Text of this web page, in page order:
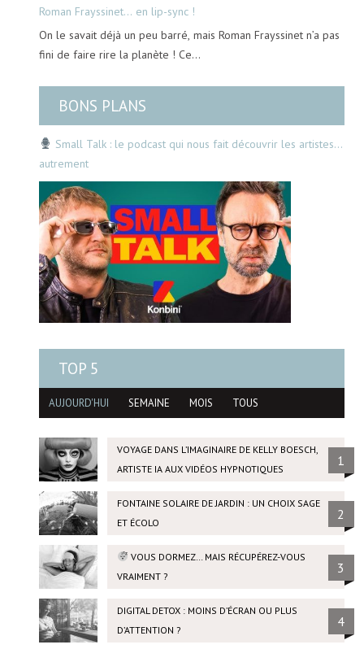
Roman Frayssinet… en lip-sync !
On le savait déjà un peu barré, mais Roman Frayssinet n’a pas
fini de faire rire la planète ! Ce…
BONS PLANS
Small Talk : le podcast qui nous fait découvrir les artistes…
autrement
TOP 5
AUJOURD'HUI SEMAINE MOIS TOUS
VOYAGE DANS L’IMAGINAIRE DE KELLY BOESCH,
ARTISTE IA AUX VIDÉOS HYPNOTIQUES
1
FONTAINE SOLAIRE DE JARDIN : UN CHOIX SAGE
ET ÉCOLO
2
VOUS DORMEZ… MAIS RÉCUPÉREZ-VOUS
VRAIMENT ?
3
DIGITAL DETOX : MOINS D’ÉCRAN OU PLUS
D’ATTENTION ?
4